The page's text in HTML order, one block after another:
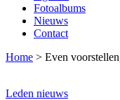
Fotoalbums
Nieuws
Contact
Home > Even
Leden nieuws